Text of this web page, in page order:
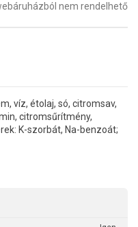
nem rendelhető
víz, étolaj, só, citromsav,
citromsűrítmény,
K-szorbát, Na-benzoát;